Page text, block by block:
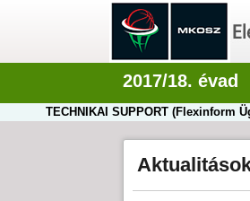
2017/18. évad
TECHNIKAI SUPPORT (Flexinform